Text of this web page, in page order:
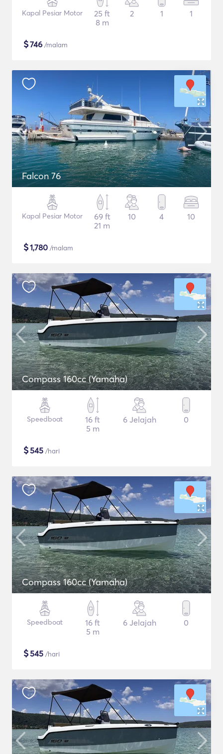
Kapal Pesiar Motor
25 ft
8 m
2 1 1
$746 /malam
Falcon 76
Kapal Pesiar Motor
69 ft
21 m
10 4 10
$1,780 /malam
Compass 160cc (Yamaha)
Speedboat
16 ft
5 m
6 Jelajah 0
$545 /hari
Compass 160cc (Yamaha)
Speedboat
16 ft
5 m
6 Jelajah 0
$545 /hari